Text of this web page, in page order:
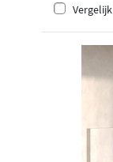
Vergelijk